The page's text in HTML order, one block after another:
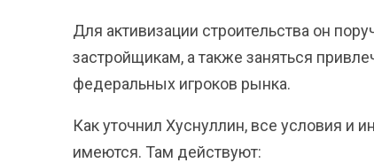
Для активизации строительства он
застройщикам, а также заняться
федеральных игроков рынка.
Как уточнил Хуснуллин, все условия и
имеются. Там действуют: